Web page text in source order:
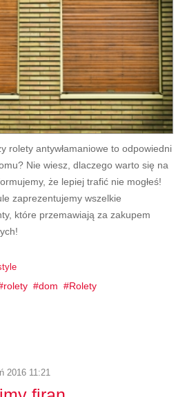
rolety antywłamaniowe to odpowiedni
Nie wiesz, dlaczego warto się na
że lepiej trafić nie mogłeś!
zaprezentujemy wszelkie
które przemawiają za zakupem
rolety dom
Rolety
2016 11:21